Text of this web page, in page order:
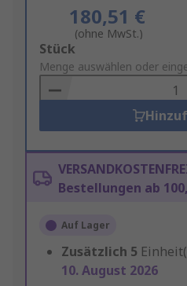
180,51 €
(ohne MwSt.)
Add
to
Basket
Stück
Menge auswählen oder
Bestellungen ab
Auf Lager
Zusätzlich 5
10. August 2026